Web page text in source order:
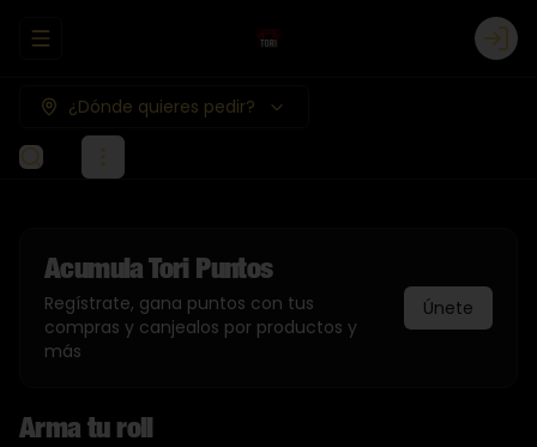
Abrir menu de navegación Login
¿Dónde quieres pedir?
AcumulaTori Puntos
Regístrate, gana puntos con tus
compras y canjealos por productos y
más
Únete
Arma tu roll